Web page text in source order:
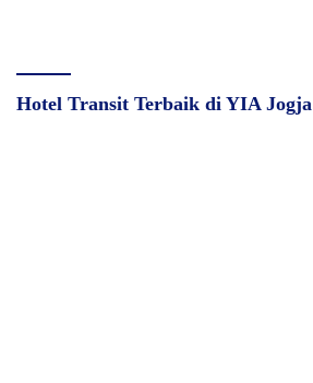
Hotel Transit Terbaik di YIA Jogja